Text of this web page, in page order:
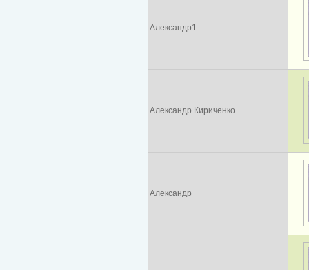
Александр1
Александр Кириченко
Александр